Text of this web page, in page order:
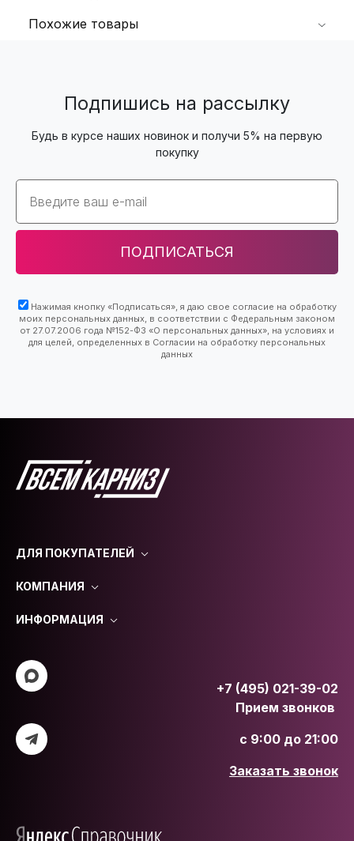
Похожие товары
Подпишись на рассылку
Будь в курсе наших новинок и получи 5% на первую
покупку
Email
ПОДПИСАТЬСЯ
Нажимая кнопку «Подписаться», я даю свое согласие на обработку
моих персональных данных, в соответствии с Федеральным законом
от 27.07.2006 года №152-ФЗ «О персональных данных», на условиях и
для целей, определенных в Согласии на обработку персональных
данных
ДЛЯ ПОКУПАТЕЛЕЙ
КОМПАНИЯ
ИНФОРМАЦИЯ
+7 (495) 021-39-02
Прием звонков
с 9:00 до 21:00
Заказать звонок